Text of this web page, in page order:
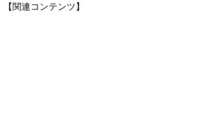
【関連コンテンツ】